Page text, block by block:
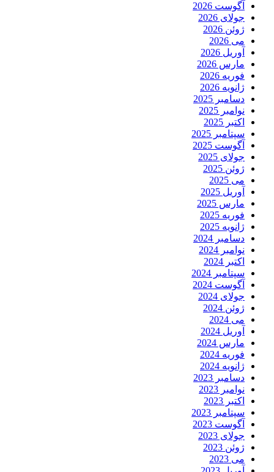
آگوست 2026
جولای 2026
ژوئن 2026
می 2026
آوریل 2026
مارس 2026
فوریه 2026
ژانویه 2026
دسامبر 2025
نوامبر 2025
اکتبر 2025
سپتامبر 2025
آگوست 2025
جولای 2025
ژوئن 2025
می 2025
آوریل 2025
مارس 2025
فوریه 2025
ژانویه 2025
دسامبر 2024
نوامبر 2024
اکتبر 2024
سپتامبر 2024
آگوست 2024
جولای 2024
ژوئن 2024
می 2024
آوریل 2024
مارس 2024
فوریه 2024
ژانویه 2024
دسامبر 2023
نوامبر 2023
اکتبر 2023
سپتامبر 2023
آگوست 2023
جولای 2023
ژوئن 2023
می 2023